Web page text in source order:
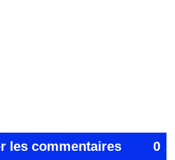
les commentaires 0